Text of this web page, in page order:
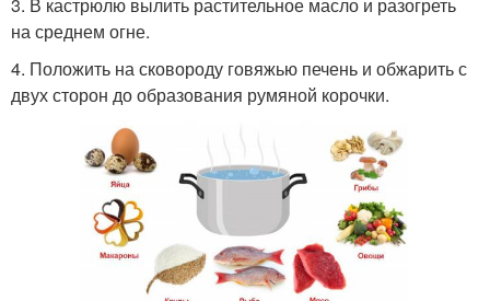
3. В кастрюлю вылить растительное масло и разогреть
на среднем огне.
4. Положить на сковороду говяжью печень и обжарить с
двух сторон до образования румяной корочки.